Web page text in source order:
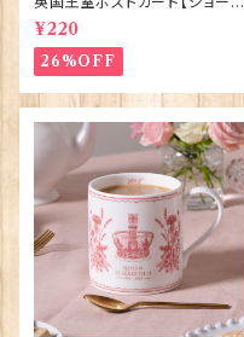
王子ご誕生】Pageantry Post
card 90183-JEF100
¥220
26%OFF